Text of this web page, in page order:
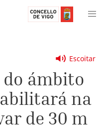
Escoitar
ámbito
na
de 30 m